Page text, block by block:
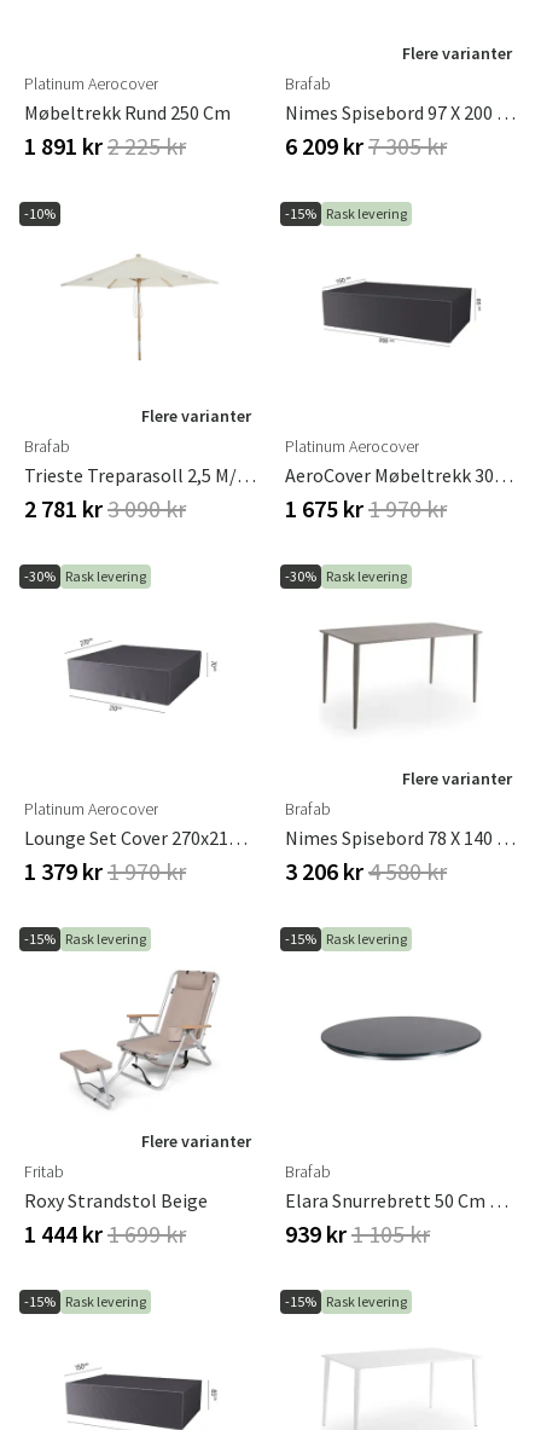
Sverige
Norge
Suomi
Platinum Aerocover
Møbeltrekk Rund 250 Cm
1 891 kr2 225 kr
Flere varianter
Brafab
Nimes Spisebord 97 X 200 Cm Svart Brafab
6 209 kr7 305 kr
-10%
Flere varianter
Brafab
Trieste Treparasoll 2,5 M/natur
2 781 kr3 090 kr
-15% Rask levering
Platinum Aerocover
AeroCover Møbeltrekk 300 X 150 X H 85 Cm
1 675 kr1 970 kr
-30% Rask levering
Platinum Aerocover
Lounge Set Cover 270x210xH70
1 379 kr1 970 kr
-30% Rask levering
Flere varianter
Brafab
Nimes Spisebord 78 X 140 Cm Kaki Brafab
3 206 kr4 580 kr
-15% Rask levering
Flere varianter
Fritab
Roxy Strandstol Beige
1 444 kr1 699 kr
-15% Rask levering
Brafab
Elara Snurrebrett 50 Cm Grå Aluminium/glass Brafab
939 kr1 105 kr
-15% Rask levering -15% Rask levering